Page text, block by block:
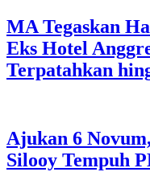
MA Tegaskan
Eks Hotel
Terpatahkan
Ajukan 6
Silooy Tempuh